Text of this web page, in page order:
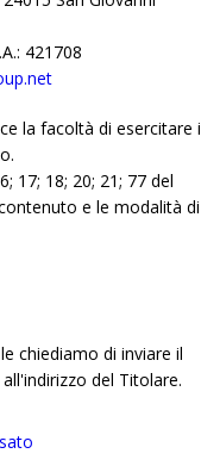
421708
la facoltà di esercitare i
17; 18; 20; 21; 77 del
e le modalità di
chiediamo di inviare il
del Titolare.